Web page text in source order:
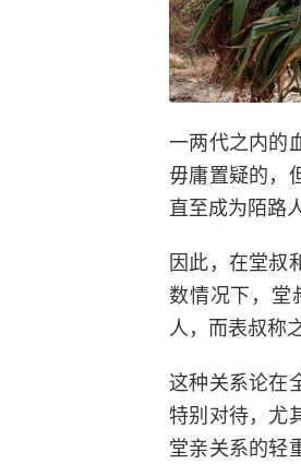
一两代之内的
毋庸置疑的，
直至成为陌路
因此，在堂叔
数情况下，堂
人，而表叔称
这种关系论在
特别对待，尤
堂亲关系的轻